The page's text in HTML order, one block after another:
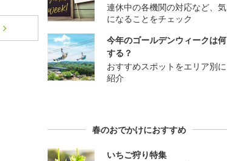
連休中の各機関の対応など、気
になることをチェック
今年のゴールデンウィークは何
する？
おすすめスポットをエリア別に
紹介
春のおでかけにおすすめ
いちご狩り特集